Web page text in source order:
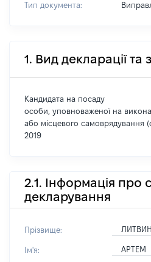
Тип документа:
1. Вид декларації та
Кандидата на посаду
особи, уповноваженої на
або місцевого самоврядування
2019
2.1. Інформація про
декларування
Прізвище:
Ім'я: АРТЕМ